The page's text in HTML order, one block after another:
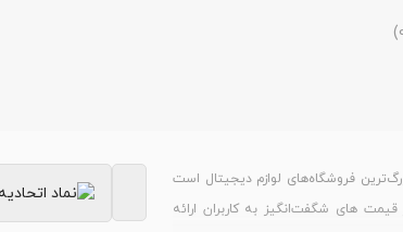
فروشگاه‌های لوازم دیجیتال است
قیمت های شگفت‌انگیز به کاربران ارائه